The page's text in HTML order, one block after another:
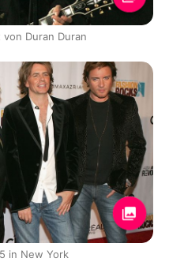
Duran Duran
in New York